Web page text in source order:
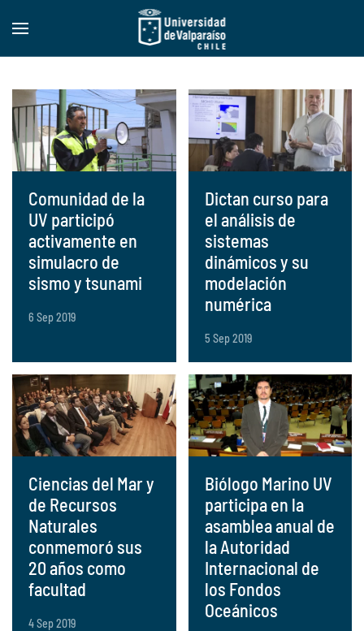
Skip to main content
Comunidad de la
UV participó
activamente en
simulacro de
sismo y tsunami
6 Sep 2019
Dictan curso para
el análisis de
sistemas
dinámicos y su
modelación
numérica
5 Sep 2019
Ciencias del Mar y
de Recursos
Naturales
conmemoró sus
20 años como
facultad
4 Sep 2019
Biólogo Marino UV
participa en la
asamblea anual de
la Autoridad
Internacional de
los Fondos
Oceánicos